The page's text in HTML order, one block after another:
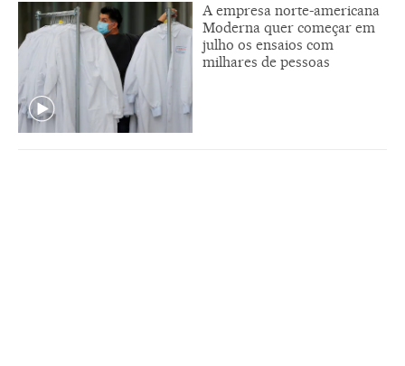
A empresa norte-americana
Moderna quer começar em
julho os ensaios com
milhares de pessoas